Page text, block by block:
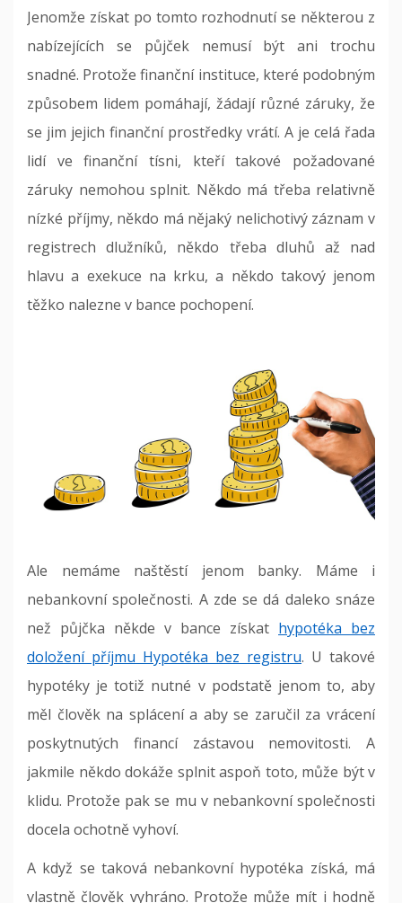
Jenomže získat po tomto rozhodnutí se některou z
nabízejících se půjček nemusí být ani trochu
snadné. Protože finanční instituce, které podobným
způsobem lidem pomáhají, žádají různé záruky, že
se jim jejich finanční prostředky vrátí. A je celá řada
lidí ve finanční tísni, kteří takové požadované
záruky nemohou splnit. Někdo má třeba relativně
nízké příjmy, někdo má nějaký nelichotivý záznam v
registrech dlužníků, někdo třeba dluhů až nad
hlavu a exekuce na krku, a někdo takový jenom
těžko nalezne v bance pochopení.
Ale nemáme naštěstí jenom banky. Máme i
nebankovní společnosti. A zde se dá daleko snáze
než půjčka někde v bance získat hypotéka bez
doložení příjmu Hypotéka bez registru. U takové
hypotéky je totiž nutné v podstatě jenom to, aby
měl člověk na splácení a aby se zaručil za vrácení
poskytnutých financí zástavou nemovitosti. A
jakmile někdo dokáže splnit aspoň toto, může být v
klidu. Protože pak se mu v nebankovní společnosti
docela ochotně vyhoví.
A když se taková nebankovní hypotéka získá, má
vlastně člověk vyhráno. Protože může mít i hodně